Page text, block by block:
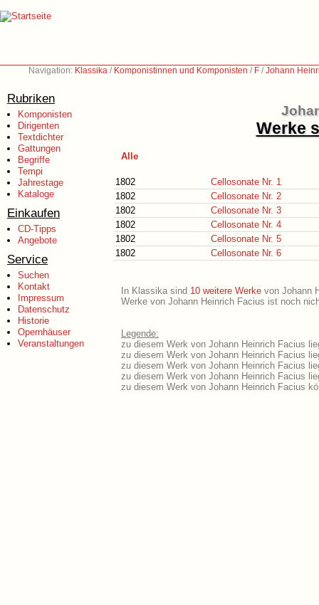
Navigation: Klassika / Komponistinnen und Komponisten / F /Johann
Rubriken
Komponisten
Dirigenten
Textdichter
Gattungen
Begriffe
Tempi
Jahrestage
Kataloge
Einkaufen
CD-Tipps
Angebote
Service
Suchen
Kontakt
Impressum
Datenschutz
Historie
Opernhäuser
Veranstaltungen
Werke
Alle
1802
Cellosonate Nr. 1
1802
Cellosonate Nr. 2
1802
Cellosonate Nr. 3
1802
Cellosonate Nr. 4
1802
Cellosonate Nr. 5
1802
Cellosonate Nr. 6
In Klassika sind 10 weitere Werke von Johann
Werke von Johann Heinrich Facius ist noch
Legende:
zu diesem Werk von Johann Heinrich Facius
zu diesem Werk von Johann Heinrich Facius
zu diesem Werk von Johann Heinrich Facius
zu diesem Werk von Johann Heinrich Facius
zu diesem Werk von Johann Heinrich Facius